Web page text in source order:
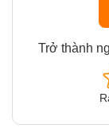
Trở thành